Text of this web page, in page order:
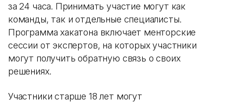
за 24 часа. Принимать участие могут как
команды, так и отдельные специалисты.
Программа хакатона включает менторские
сессии от экспертов, на которых участники
могут получить обратную связь о своих
решениях.
Участники старше 18 лет могут